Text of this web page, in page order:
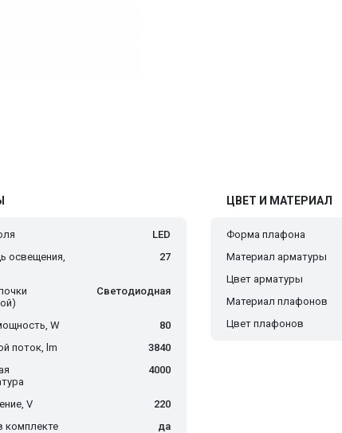
LED
освещения,
27
Светодиодная
W
80
поток, lm
3840
4000
V
220
комплекте
да
ЦВЕТ И МАТЕРИАЛ
Форма плафона
Материал арматуры
Цвет арматуры
Материал плафонов
Цвет плафонов